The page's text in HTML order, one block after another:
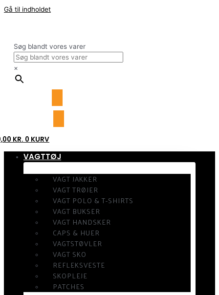
Gå til indholdet
Søg blandt vores varer
×
KR. 0 KURV
VAGTTØJ
VAGT JAKKER
VAGT TRØJER
VAGT POLO & T-SHIRTS
VAGT BUKSER
VAGT HANDSKER
CAPS & HUER
VAGTSTØVLER
VAGT SKO
REFLEKSVESTE
SKOPLEJE
PATCHES